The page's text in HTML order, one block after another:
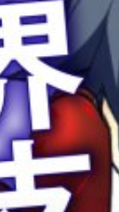
Adventure
Tu Tiên
Ngôn Tình
Slice Of Life
School Life
Manga
Supernatural